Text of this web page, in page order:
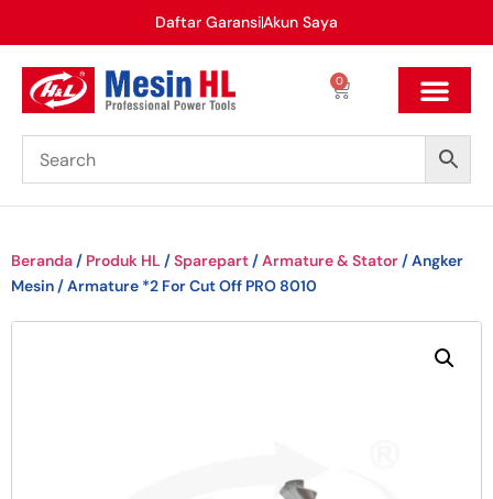
Daftar GaransiAkun Saya
0
Beranda / Produk HL /Sparepart /Armature & Stator / Angker
Mesin / Armature *2 For Cut Off PRO 8010